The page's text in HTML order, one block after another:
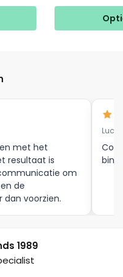
heeft
kan
productpagina
met het
resultaat is
om
de
dan voorzien.
Luc
1989